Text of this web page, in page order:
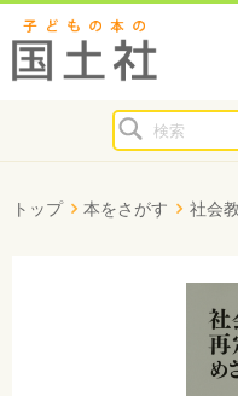
トップ 本をさがす 社会